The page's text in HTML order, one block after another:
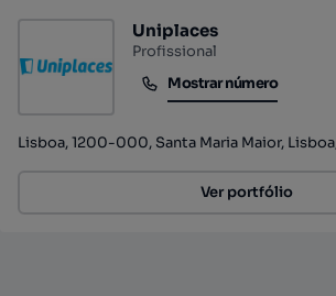
Uniplaces
Profissional
Mostrar número
Mostrar número
Lisboa, 1200-000, Santa Maria Maior,
Ver portfólio